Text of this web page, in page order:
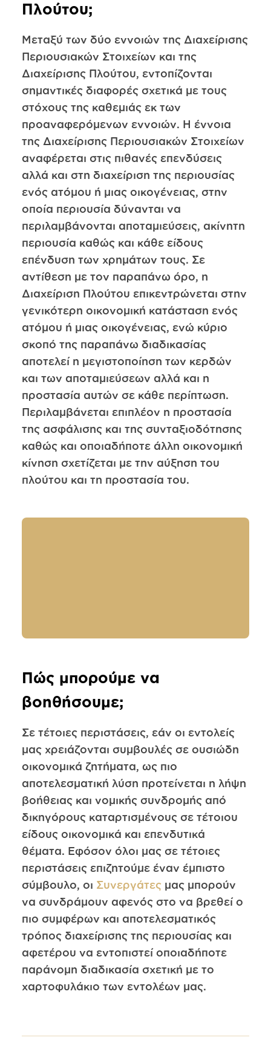
Πλούτου;
Μεταξύ των δύο εννοιών της Διαχείρισης
Περιουσιακών Στοιχείων και της
Διαχείρισης Πλούτου, εντοπίζονται
σημαντικές διαφορές σχετικά με τους
στόχους της καθεμιάς εκ των
προαναφερόμενων εννοιών. Η έννοια
της Διαχείρισης Περιουσιακών Στοιχείων
αναφέρεται στις πιθανές επενδύσεις
αλλά και στη διαχείριση της περιουσίας
ενός ατόμου ή μιας οικογένειας, στην
οποία περιουσία δύνανται να
περιλαμβάνονται αποταμιεύσεις, ακίνητη
περιουσία καθώς και κάθε είδους
επένδυση των χρημάτων τους. Σε
αντίθεση με τον παραπάνω όρο, η
Διαχείριση Πλούτου επικεντρώνεται στην
γενικότερη οικονομική κατάσταση ενός
ατόμου ή μιας οικογένειας, ενώ κύριο
σκοπό της παραπάνω διαδικασίας
αποτελεί η μεγιστοποίηση των κερδών
και των αποταμιεύσεων αλλά και η
προστασία αυτών σε κάθε περίπτωση.
Περιλαμβάνεται επιπλέον η προστασία
της ασφάλισης και της συνταξιοδότησης
καθώς και οποιαδήποτε άλλη οικονομική
κίνηση σχετίζεται με την αύξηση του
πλούτου και τη προστασία του.
Πώς μπορούμε να
βοηθήσουμε;
Σε τέτοιες περιστάσεις, εάν οι εντολείς
μας χρειάζονται συμβουλές σε ουσιώδη
οικονομικά ζητήματα, ως πιο
αποτελεσματική λύση προτείνεται η λήψη
βοήθειας και νομικής συνδρομής από
δικηγόρους καταρτισμένους σε τέτοιου
είδους οικονομικά και επενδυτικά
θέματα. Εφόσον όλοι μας σε τέτοιες
περιστάσεις επιζητούμε έναν έμπιστο
σύμβουλο, οι Συνεργάτεςμας μπορούν
να συνδράμουν αφενός στο να βρεθεί ο
πιο συμφέρων και αποτελεσματικός
τρόπος διαχείρισης της περιουσίας και
αφετέρου να εντοπιστεί οποιαδήποτε
παράνομη διαδικασία σχετική με το
χαρτοφυλάκιο των εντολέων μας.